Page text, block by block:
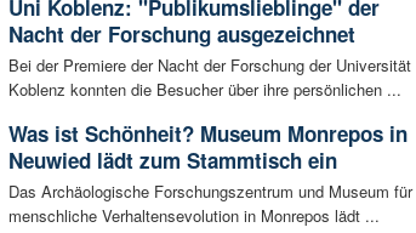
Uni Koblenz: "Publikumslieblinge" der
Nacht der Forschung ausgezeichnet
Bei der Premiere der Nacht der Forschung der Universität
Koblenz konnten die Besucher über ihre persönlichen ...
Was ist Schönheit? Museum Monrepos in
Neuwied lädt zum Stammtisch ein
Das Archäologische Forschungszentrum und Museum für
menschliche Verhaltensevolution in Monrepos lädt ...